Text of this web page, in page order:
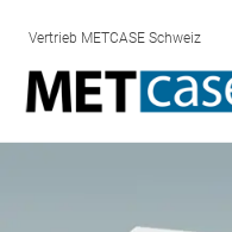
Vertrieb METCASE Schweiz